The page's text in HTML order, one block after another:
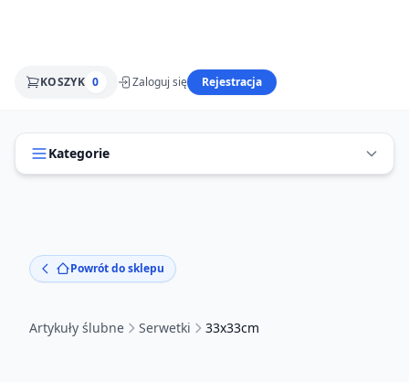
KOSZYK 0 Zaloguj się Rejestracja
Kategorie
Powrót do sklepu
Artykuły ślubne Serwetki 33x33cm